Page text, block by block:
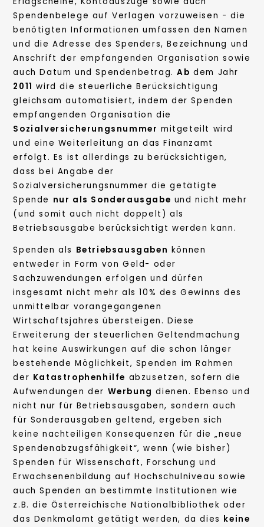
Spendenbelege auf Verlagen vorzuweisen - die
benötigten Informationen umfassen den Namen
und die Adresse des Spenders, Bezeichnung und
Anschrift der empfangenden Organisation sowie
auch Datum und Spendenbetrag.Ab dem Jahr
2011 wird die steuerliche Berücksichtigung
gleichsam automatisiert, indem der Spenden
empfangenden Organisation die
Sozialversicherungsnummer mitgeteilt wird
und eine Weiterleitung an das Finanzamt
erfolgt. Es ist allerdings zu berücksichtigen,
dass bei Angabe der
Sozialversicherungsnummer die getätigte
Spende nur als Sonderausgabe und nicht mehr
(und somit auch nicht doppelt) als
Betriebsausgabe berücksichtigt werden kann.
Spenden als Betriebsausgaben können
entweder in Form von Geld- oder
Sachzuwendungen erfolgen und dürfen
insgesamt nicht mehr als 10% des Gewinns des
unmittelbar vorangegangenen
Wirtschaftsjahres übersteigen. Diese
Erweiterung der steuerlichen Geltendmachung
hat keine Auswirkungen auf die schon länger
bestehende Möglichkeit, Spenden im Rahmen
der Katastrophenhilfe abzusetzen, sofern die
Aufwendungen der Werbung dienen. Ebenso und
nicht nur für Betriebsausgaben, sondern auch
für Sonderausgaben geltend, ergeben sich
keine nachteiligen Konsequenzen für die „neue
Spendenabzugsfähigkeit“, wenn (wie bisher)
Spenden für Wissenschaft, Forschung und
Erwachsenenbildung auf Hochschulniveau sowie
auch Spenden an bestimmte Institutionen wie
z.B. die Österreichische Nationalbibliothek oder
das Denkmalamt getätigt werden, da dies keine